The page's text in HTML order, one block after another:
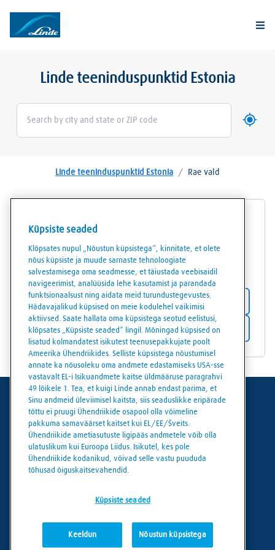
Linde teeninduspunktid Estonia
Kasuta
Linde teeninduspunktid Estonia / Rae vald
AGA gaasiautomaat Peetri
Aruheina tee 8
75312Rae vald
Vaata lähemalt
Juhised
Kasutustingimused
Andmekaitse
Küpsiste poliitika
Küpsiste seaded
Klõpsates nupul „Nõustun küpsistega“, kinnitate, et olete
nõus küpsiste ja muude sarnaste tehnoloogiate
salvestamisega oma seadmesse, et täiustada veebisaidil
navigeerimist, analüüsida lehe kasutamist ja parandada
funktsionaalsust ning aidata meid turundustegevustes.
Hädavajalikud küpsised on meie kodulehel vaikimisi
aktiivsed. Saate hallata oma küpsistega seotud eelistusi,
klõpsates „Küpsiste seaded“ lingil. Mõningad küpsised on
lisatud kolmandatest isikutest teenusepakkujate poolt
Ameerika Ühendriikides. Selliste küpsistega nõustumisel
annate ka nõusoleku oma andmete edastamiseks USA-sse
vastavalt EL-i Isikuandmete kaitse üldmääruse paragrahvi
49 lõikele 1. Tea, et kuigi Linde annab endast parima, et
Sinu andmeid üleviimisel kaitsta, siis seaduslikke eripärade
tõttu ei pruugi Ühendriikide osapool olla võimeline
pakkuma samaväärset kaitset kui EL/EE/Šveits.
Ühendriikide ametiasutuste ligipääs andmetele võib olla
ulatuslikum kui Euroopa Liidus. Isikutel, kes pole
Ühendriikide kodanikud, võivad selle vastu puududa
tõhusad õiguskaitsevahendid.
Küpsiste seaded
Keeldun Nõustun küpsistega